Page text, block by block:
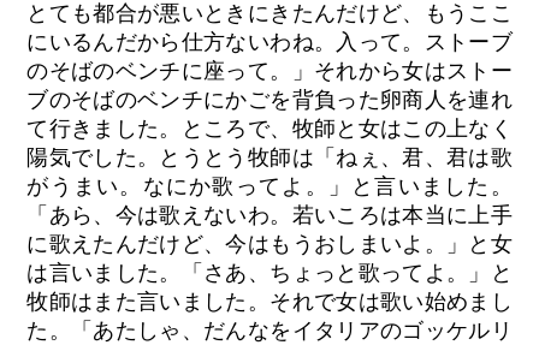
とても都合が悪いときにきたんだけど、もうここ
にいるんだから仕方ないわね。入って。ストーブ
のそばのベンチに座って。」それから女はストー
ブのそばのベンチにかごを背負った卵商人を連れ
て行きました。ところで、牧師と女はこの上なく
陽気でした。とうとう牧師は「ねぇ、君、君は歌
がうまい。なにか歌ってよ。」と言いました。
「あら、今は歌えないわ。若いころは本当に上手
に歌えたんだけど、今はもうおしまいよ。」と女
は言いました。「さあ、ちょっと歌ってよ。」と
牧師はまた言いました。それで女は歌い始めまし
た。「あたしゃ、だんなをイタリアのゴッケルリ